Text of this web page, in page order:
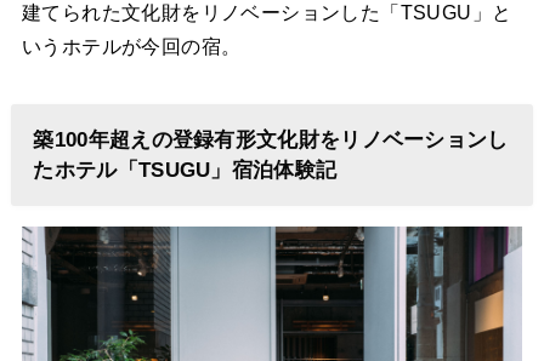
建てられた文化財をリノベーションした「TSUGU」と
いうホテルが今回の宿。
築100年超えの登録有形文化財をリノベーションし
たホテル「TSUGU」宿泊体験記